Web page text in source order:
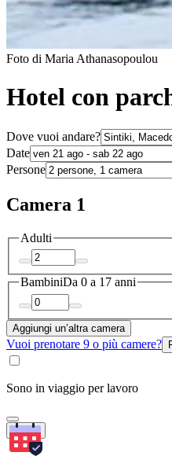
Foto di Maria Athanasopoulou
Hotel con
Dove vuoi andare?
Date
Persone
Camera 1
Adulti
BambiniDa 0 a 17 anni
Aggiungi un’altra camera
Vuoi prenotare 9 o più camere?
Sono in viaggio per lavoro
Cerca